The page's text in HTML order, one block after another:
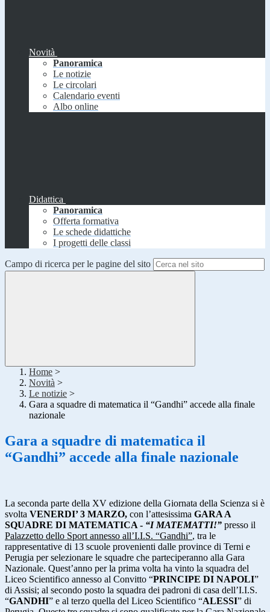
Novità
Panoramica
Le notizie
Le circolari
Calendario eventi
Albo online
Didattica
Panoramica
Offerta formativa
Le schede didattiche
I progetti delle classi
Campo di ricerca per le pagine del sito
Home >
Novità >
Le notizie >
Gara a squadre di matematica il “Gandhi” accede alla finale
nazionale
Gara a squadre di matematica il
“Gandhi” accede alla finale nazionale
La seconda parte della XV edizione della Giornata della Scienza si è
svolta VENERDI’ 3 MARZO, con l’attesissima GARA A
SQUADRE DI MATEMATICA - “I MATEMATTI!” presso il
Palazzetto dello Sport annesso all’I.I.S. “Gandhi”, tra le
rappresentative di 13 scuole provenienti dalle province di Terni e
Perugia per selezionare le squadre che parteciperanno alla Gara
Nazionale. Quest’anno per la prima volta ha vinto la squadra del
Liceo Scientifico annesso al Convitto “PRINCIPE DI NAPOLI”
di Assisi; al secondo posto la squadra dei padroni di casa dell’I.I.S.
“GANDHI” e al terzo quella del Liceo Scientifico “ALESSI” di